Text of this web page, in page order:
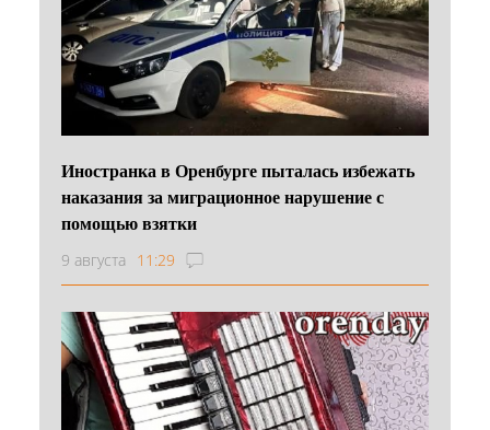
Иностранка в Оренбурге пыталась избежать
наказания за миграционное нарушение с
помощью взятки
9 августа 11:29